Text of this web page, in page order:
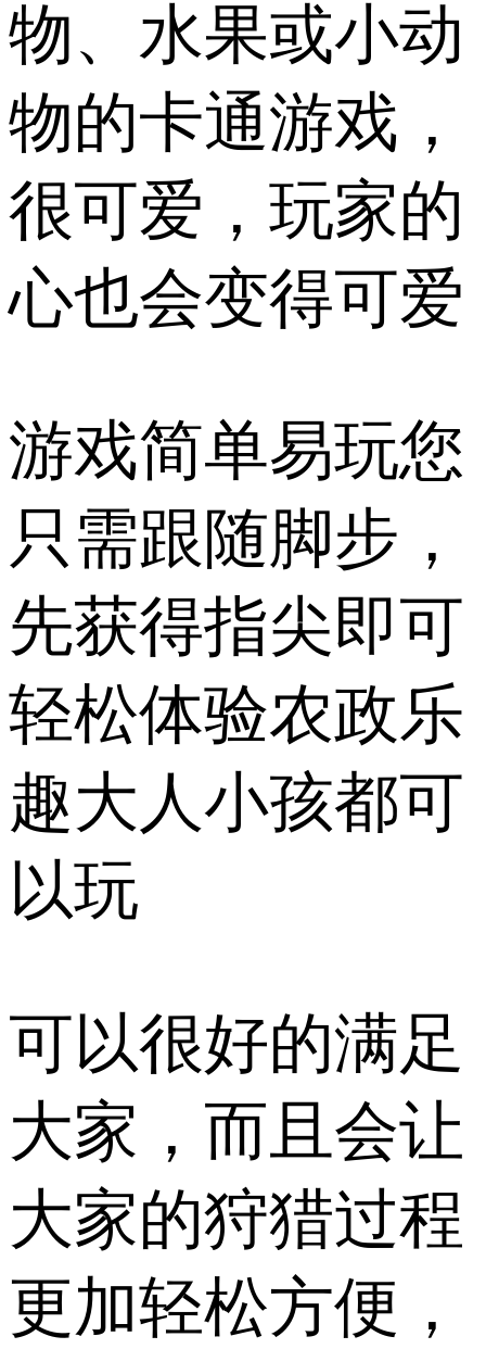
物、水果或小动
物的卡通游戏，
很可爱，玩家的
心也会变得可爱
游戏简单易玩您
只需跟随脚步，
先获得指尖即可
轻松体验农政乐
趣大人小孩都可
以玩
可以很好的满足
大家，而且会让
大家的狩猎过程
更加轻松方便，